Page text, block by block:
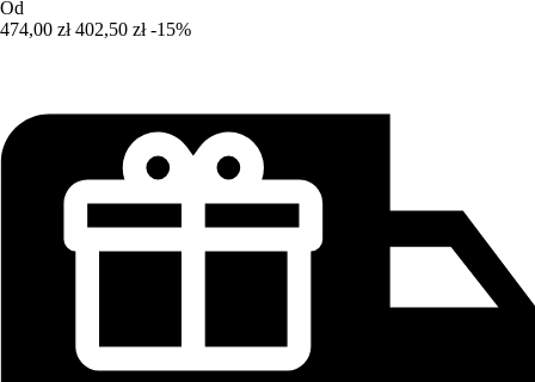
Od
474,00 zł 402,50 zł -15%